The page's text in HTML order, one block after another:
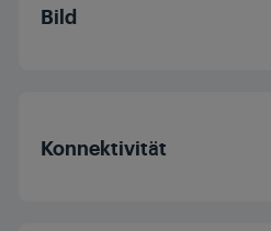
Display Panel
Bild
Konnektivität